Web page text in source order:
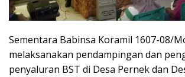
Sementara Babinsa Koramil 1607-08/
melaksanakan pendampingan dan
penyaluran BST di Desa Pernek dan